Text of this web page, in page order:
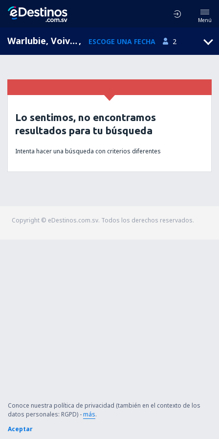
Menú
Warlubie, Voivodato de Cuyavia y Pomerania, Polonia, ESCOGE UNA FECHA 2
Lo sentimos, no encontramos
resultados para tu búsqueda
Intenta hacer una búsqueda con criterios diferentes
Copyright © eDestinos.com.sv. Todos los derechos reservados.
Conoce nuestra política de privacidad (también en el contexto de los
datos personales: RGPD) -más.
Aceptar